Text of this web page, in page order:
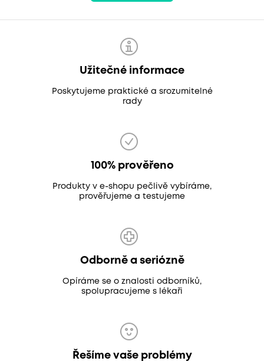
Užitečné informace
Poskytujeme praktické a srozumitelné
rady
100% prověřeno
Produkty v e-shopu pečlivě vybíráme,
prověřujeme a testujeme
Odborně a seriózně
Opíráme se o znalosti odborníků,
spolupracujeme s lékaři
Řešíme vaše problémy